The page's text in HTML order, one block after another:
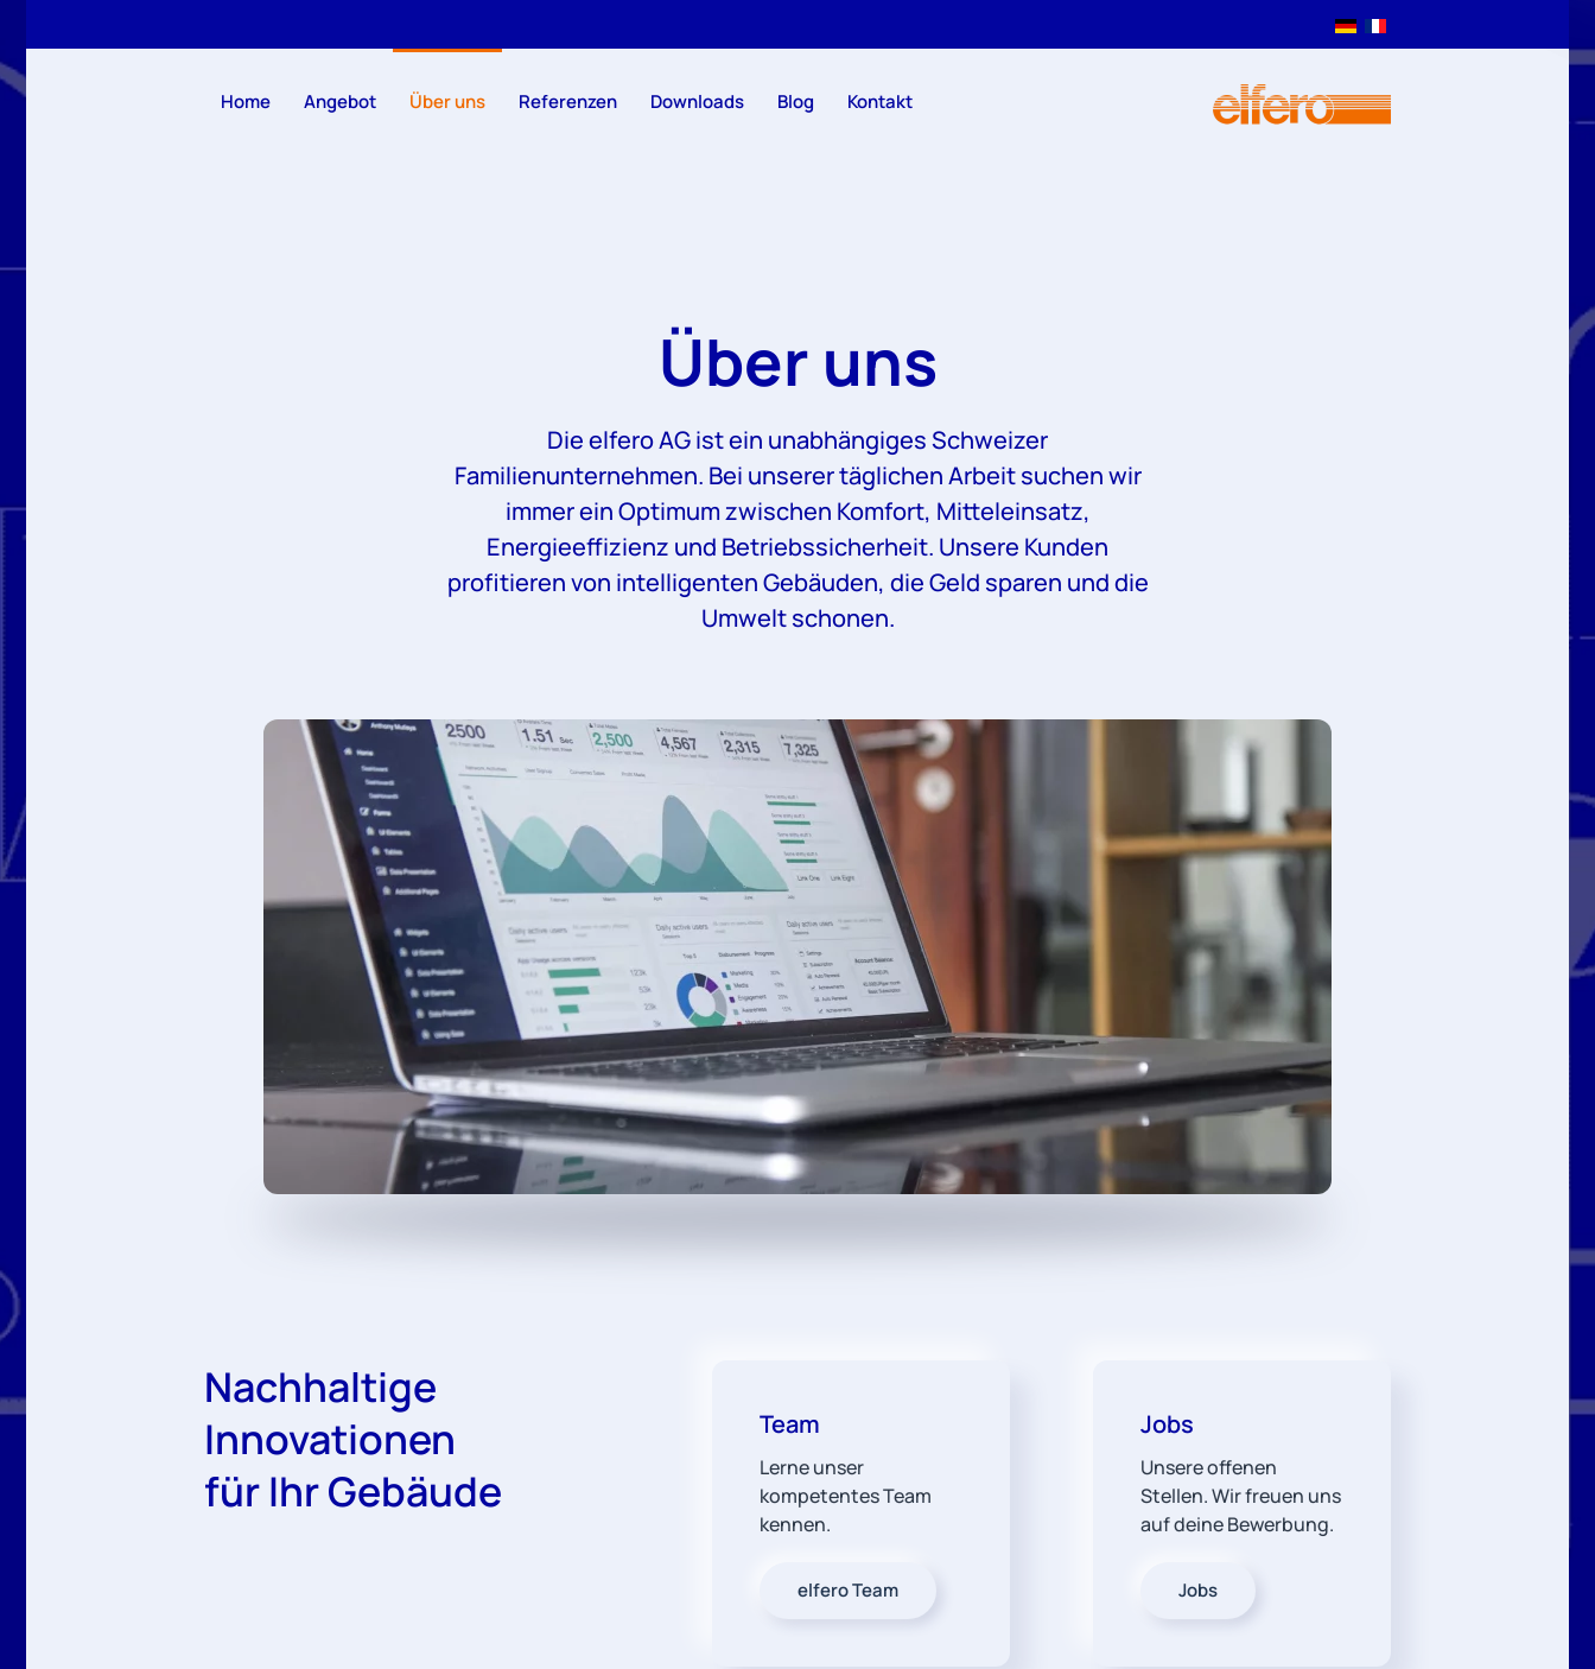
Home Angebot Über uns Referenzen Downloads Blog Kontakt
Über uns
Die elfero AG ist ein unabhängiges Schweizer
Familienunternehmen. Bei unserer täglichen Arbeit suchen wir
immer ein Optimum zwischen Komfort, Mitteleinsatz,
Energieeffizienz und Betriebssicherheit. Unsere Kunden
profitieren von intelligenten Gebäuden, die Geld sparen und die
Umwelt schonen.
Nachhaltige
Innovationen
für Ihr Gebäude
Team
Lerne unser
kompetentes Team
kennen.
elfero Team
Jobs
Unsere offenen
Stellen. Wir freuen uns
auf deine Bewerbung.
Jobs